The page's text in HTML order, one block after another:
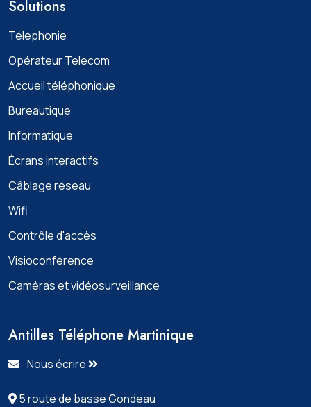
Solutions
Téléphonie
Opérateur Telecom
Accueil téléphonique
Bureautique
Informatique
Écrans interactifs
Câblage réseau
Wifi
Contrôle d'accès
Visioconférence
Caméras et vidéosurveillance
Antilles Téléphone Martinique
Nous écrire
5 route de basse Gondeau